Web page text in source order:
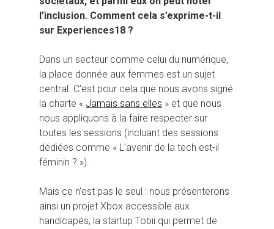
l’inclusion. Comment cela s’exprime-t-il
sur Experiences18 ?
Dans un secteur comme celui du numérique,
la place donnée aux femmes est un sujet
central. C’est pour cela que nous avons signé
la charte « Jamais sans elles » et que nous
nous appliquons à la faire respecter sur
toutes les sessions (incluant des sessions
dédiées comme « L’avenir de la tech est-il
féminin ? »).
Mais ce n’est pas le seul : nous présenterons
ainsi un projet Xbox accessible aux
handicapés, la startup Tobii qui permet de